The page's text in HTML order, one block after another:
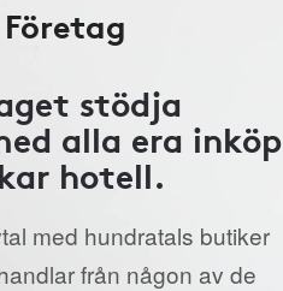
stödja
alla era inköp
hotell.
med hundratals butiker
från någon av de